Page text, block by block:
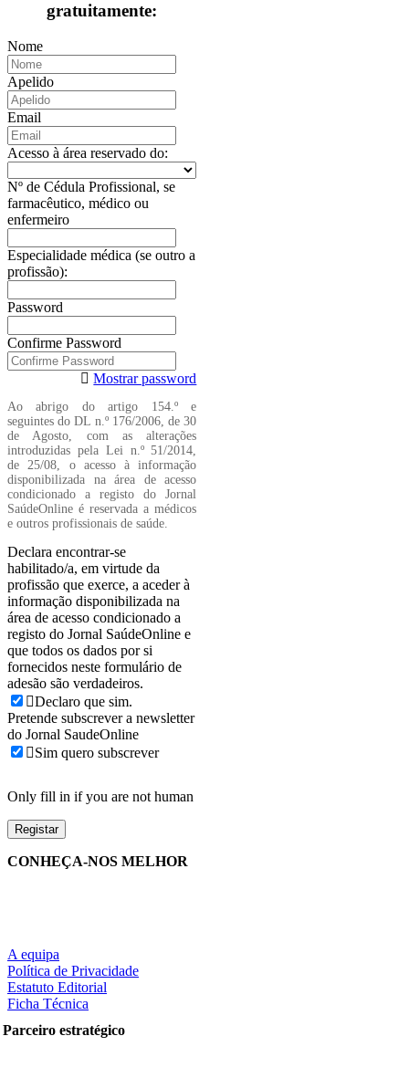
gratuitamente:
Nome
Apelido
Email
Acesso à área reservado do:
Nº de Cédula Profissional, se
farmacêutico, médico ou
enfermeiro
Especialidade médica (se outro a
profissão):
Password
Confirme Password
Mostrar password
Ao abrigo do artigo 154.º e
seguintes do DL n.º 176/2006, de 30
de Agosto, com as alterações
introduzidas pela Lei n.º 51/2014,
de 25/08, o acesso à informação
disponibilizada na área de acesso
condicionado a registo do Jornal
SaúdeOnline é reservada a médicos
e outros profissionais de saúde.
Declara encontrar-se
habilitado/a, em virtude da
profissão que exerce, a aceder à
informação disponibilizada na
área de acesso condicionado a
registo do Jornal SaúdeOnline e
que todos os dados por si
fornecidos neste formulário de
adesão são verdadeiros.
Declaro que sim.
Pretende subscrever a newsletter
do Jornal SaudeOnline
Sim quero subscrever
Only fill in if you are not human
CONHEÇA-NOS MELHOR
A equipa
Política de Privacidade
Estatuto Editorial
Ficha Técnica
Parceiro estratégico